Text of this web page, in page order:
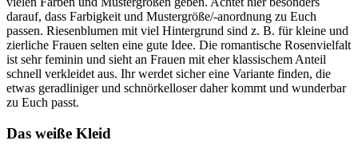
darauf, dass Farbigkeit und Mustergröße/-anordnung zu Euch
passen. Riesenblumen mit viel Hintergrund sind z. B. für kleine und
zierliche Frauen selten eine gute Idee. Die romantische Rosenvielfalt
ist sehr feminin und sieht an Frauen mit eher klassischem Anteil
schnell verkleidet aus. Ihr werdet sicher eine Variante finden, die
etwas geradliniger und schnörkelloser daher kommt und wunderbar
zu Euch passt.
Das weiße Kleid